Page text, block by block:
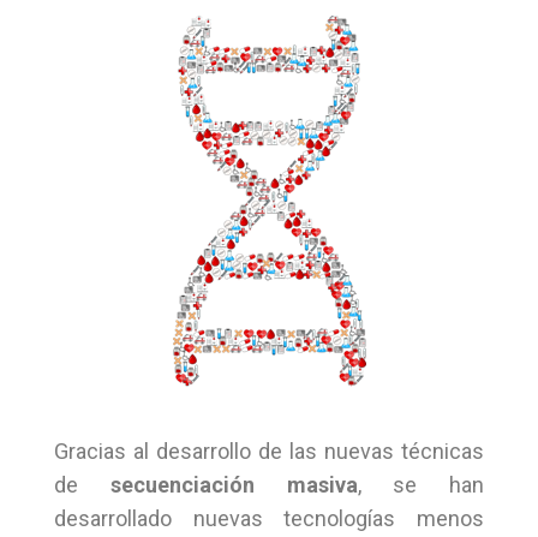
Gracias al desarrollo de las nuevas técnicas
de secuenciación masiva, se han
desarrollado nuevas tecnologías menos